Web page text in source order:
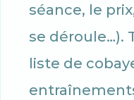
séance, le
se déroule…).
liste de